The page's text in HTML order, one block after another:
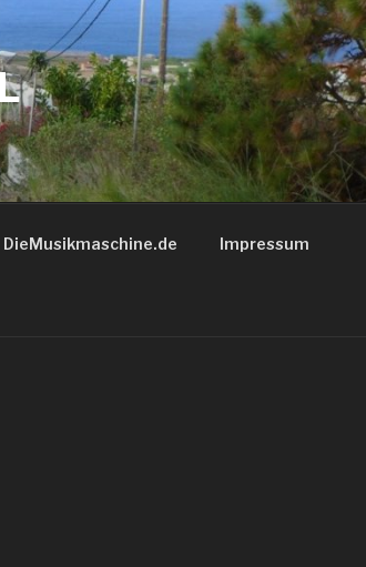
DieMusikmaschine.de Impressum